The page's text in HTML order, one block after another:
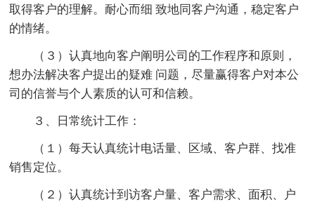
取得客户的理解。耐心而细 致地同客户沟通，稳定客户
的情绪。
（３）认真地向客户阐明公司的工作程序和原则，
想办法解决客户提出的疑难 问题，尽量赢得客户对本公
司的信誉与个人素质的认可和信赖。
３、日常统计工作：
（１）每天认真统计电话量、区域、客户群、找准
销售定位。
（２）认真统计到访客户量、客户需求、面积、户